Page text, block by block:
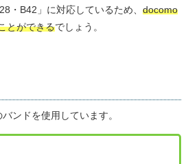
・B42」に対応しているため、 docomo
とができるでしょう。
ンドを使用しています。